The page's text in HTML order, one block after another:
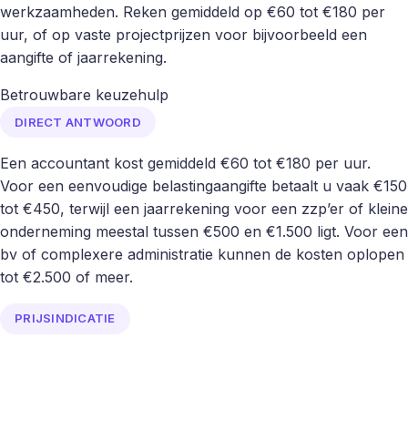
werkzaamheden. Reken gemiddeld op €60 tot €180 per
uur, of op vaste projectprijzen voor bijvoorbeeld een
aangifte of jaarrekening.
Betrouwbare keuzehulp
DIRECT ANTWOORD
Een accountant kost gemiddeld €60 tot €180 per uur.
Voor een eenvoudige belastingaangifte betaalt u vaak €150
tot €450, terwijl een jaarrekening voor een zzp’er of kleine
onderneming meestal tussen €500 en €1.500 ligt. Voor een
bv of complexere administratie kunnen de kosten oplopen
tot €2.500 of meer.
PRIJSINDICATIE